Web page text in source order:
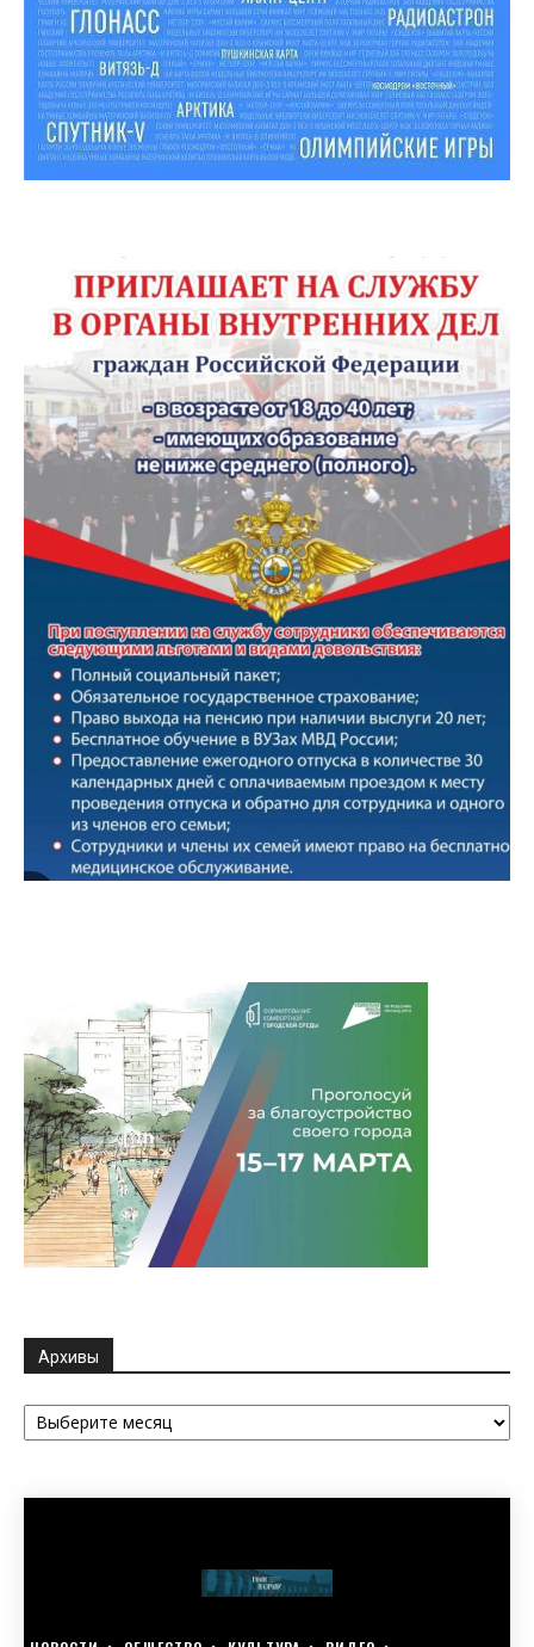
Архивы
Архивы